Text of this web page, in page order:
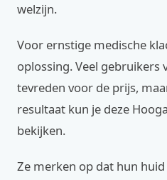
welzijn.
Voor ernstige medische
oplossing. Veel gebruikers
tevreden voor de prijs,
resultaat kun je deze
bekijken.
Ze merken op dat hun